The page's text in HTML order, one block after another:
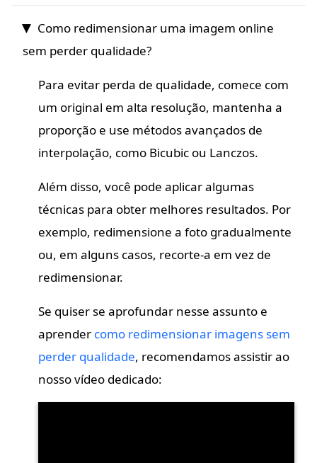
Como redimensionar uma imagem online
sem perder qualidade?
Para evitar perda de qualidade, comece com
um original em alta resolução, mantenha a
proporção e use métodos avançados de
interpolação, como Bicubic ou Lanczos.
Além disso, você pode aplicar algumas
técnicas para obter melhores resultados. Por
exemplo, redimensione a foto gradualmente
ou, em alguns casos, recorte-a em vez de
redimensionar.
Se quiser se aprofundar nesse assunto e
aprender como redimensionar imagens sem
perder qualidade, recomendamos assistir ao
nosso vídeo dedicado: